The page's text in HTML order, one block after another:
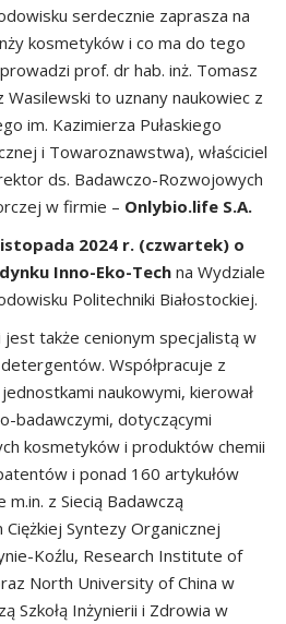
serdecznie zaprasza na
kosmetyków i co ma do tego
prof. dr hab. inż. Tomasz
to uznany naukowiec z
im. Kazimierza Pułaskiego
i Towaroznawstwa), właściciel
ds. Badawczo-Rozwojowych
w firmie – Onlybio.life S.A.
2024 r. (czwartek) o
Inno-Eko-Techna Wydziale
Politechniki Białostockiej.
także cenionym specjalistą w
Współpracuje z
naukowymi, kierował
badawczymi, dotyczącymi
kosmetyków i produktów chemii
i ponad 160 artykułów
m.in. z Siecią Badawczą
Syntezy Organicznej
Koźlu, Research Institute of
North University of China w
Szkołą Inżynierii i Zdrowia w